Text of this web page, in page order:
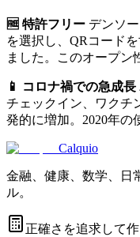
🆓 特許フリー デンソ
を選択し、QRコード
ました。このオープン
📱 コロナ禍での急成長
チェックイン、ワクチ
発的に増加。2020年の
Calquio
金融、健康、数学、日
ル。
正確さを追求して